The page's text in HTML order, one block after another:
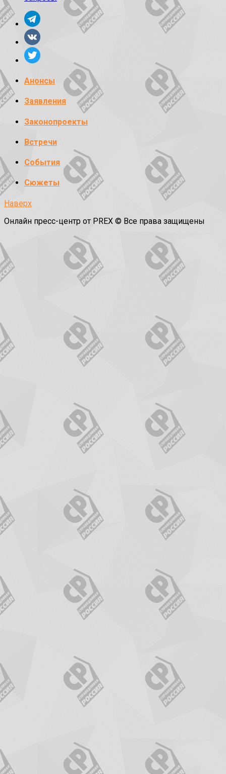
Анонсы
Заявления
Законопроекты
Встречи
События
Сюжеты
Наверх
Онлайн пресс-центр от PREX © Все права защищены